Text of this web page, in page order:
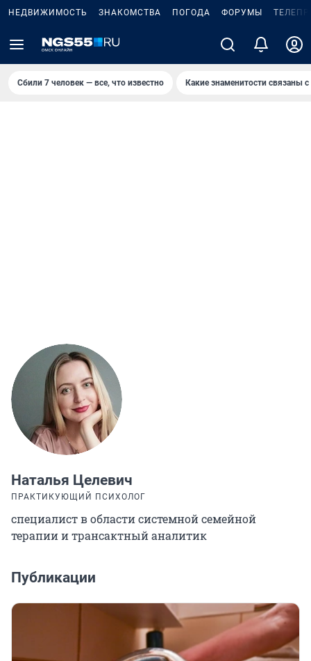
НЕДВИЖИМОСТЬ ЗНАКОМСТВА ПОГОДА ФОРУМЫ
Сбили 7 человек — все, что известно Какие знаменитости связаны
Наталья Целевич
ПРАКТИКУЮЩИЙ ПСИХОЛОГ
специалист в области системной семейной
терапии и трансактный аналитик
Публикации